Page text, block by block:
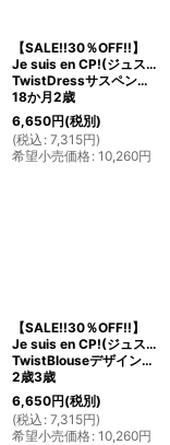
【SALE!!30％OFF!!】
Je suis en CP!(ジュスィザンセーペー)
TwistDressサスペンダー付きスカート(ピンクコーデュローイ)
18か月2歳
6,650円(税別)
(税込 : 7,315円)
希望小売価格: 10,260円
【SALE!!30％OFF!!】
Je suis en CP!(ジュスィザンセーペー)
TwistBlouseデザイン長袖ブラウス(プリント)
2歳3歳
6,650円(税別)
(税込 : 7,315円)
希望小売価格: 10,260円